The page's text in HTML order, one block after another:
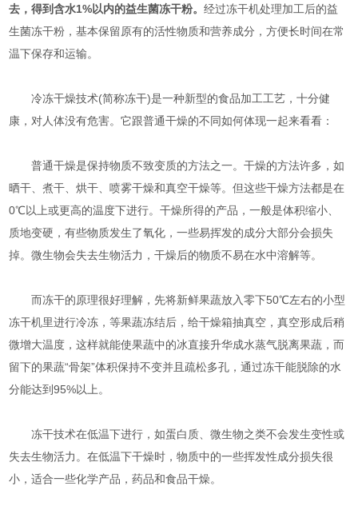
去，得到含水1%以内的益生菌冻干粉。经过冻干机处理加工后的益
生菌冻干粉，基本保留原有的活性物质和营养成分，方便长时间在常
温下保存和运输。
冷冻干燥技术(简称冻干)是一种新型的食品加工工艺，十分健
康，对人体没有危害。它跟普通干燥的不同如何体现一起来看看：
普通干燥是保持物质不致变质的方法之一。干燥的方法许多，如
晒干、煮干、烘干、喷雾干燥和真空干燥等。但这些干燥方法都是在
0℃以上或更高的温度下进行。干燥所得的产品，一般是体积缩小、
质地变硬，有些物质发生了氧化，一些易挥发的成分大部分会损失
掉。微生物会失去生物活力，干燥后的物质不易在水中溶解等。
而冻干的原理很好理解，先将新鲜果蔬放入零下50℃左右的小型
冻干机里进行冷冻，等果蔬冻结后，给干燥箱抽真空，真空形成后稍
微增大温度，这样就能使果蔬中的冰直接升华成水蒸气脱离果蔬，而
留下的果蔬“骨架”体积保持不变并且疏松多孔，通过冻干能脱除的水
分能达到95%以上。
冻干技术在低温下进行，如蛋白质、微生物之类不会发生变性或
失去生物活力。在低温下干燥时，物质中的一些挥发性成分损失很
小，适合一些化学产品，药品和食品干燥。